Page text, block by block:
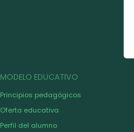
MODELO EDUCATIVO
Principios pedagógicos
Oferta educativa
Perfil del alumno